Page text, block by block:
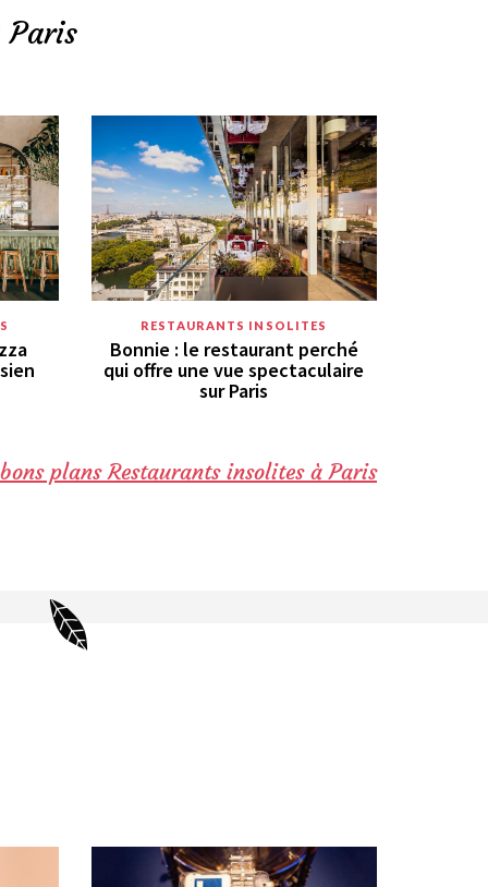
Paris
RESTAURANTS INSOLITES
Bonnie : le restaurant perché
qui offre une vue spectaculaire
sur Paris
plans Restaurants insolites à Paris